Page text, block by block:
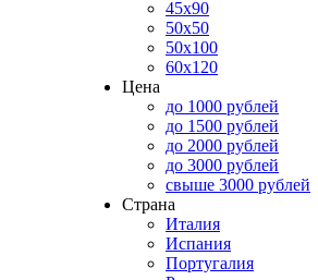
45x90
50x50
50x100
60x120
Цена
до 1000 рублей
до 1500 рублей
до 2000 рублей
до 3000 рублей
свыше 3000 рублей
Страна
Италия
Испания
Португалия